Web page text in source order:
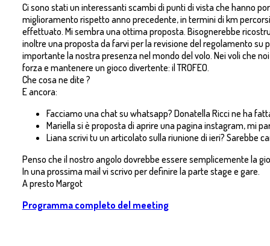
Ci sono stati un interessanti scambi di punti di vista che hanno
miglioramento rispetto anno precedente, in termini di km
effettuato. Mi sembra una ottima proposta. Bisognerebbe
inoltre una proposta da farvi per la revisione del regolamento su
importante la nostra presenza nel mondo del volo. Nei voli che
forza e mantenere un gioco divertente: il TROFEO.
Che cosa ne dite ?
E ancora:
Facciamo una chat su whatsapp? Donatella Ricci ne ha
Mariella si è proposta di aprire una pagina instagram, mi
Liana scrivi tu un articolato sulla riunione di ieri? Sarebbe
Penso che il nostro angolo dovrebbe essere semplicemente la
In una prossima mail vi scrivo per definire la parte stage e gare.
A presto Margot
Programma completo del meeting